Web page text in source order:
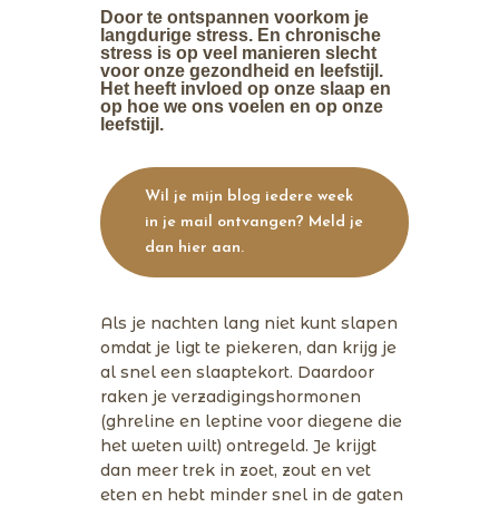
Door te ontspannen voorkom je
langdurige stress. En chronische
stress is op veel manieren slecht
voor onze gezondheid en leefstijl.
Het heeft invloed op onze slaap en
op hoe we ons voelen en op onze
leefstijl.
Wil je mijn blog iedere week
in je mail ontvangen? Meld je
dan hier aan.
Als je nachten lang niet kunt slapen
omdat je ligt te piekeren, dan krijg je
al snel een slaaptekort. Daardoor
raken je verzadigingshormonen
(ghreline en leptine voor diegene die
het weten wilt) ontregeld. Je krijgt
dan meer trek in zoet, zout en vet
eten en hebt minder snel in de gaten